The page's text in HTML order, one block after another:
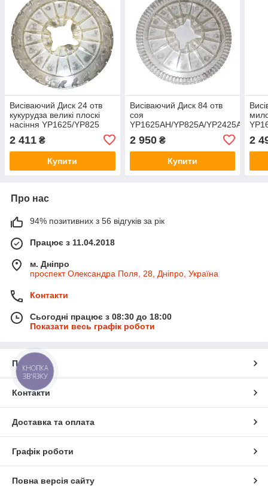
Висіваючий Диск 24 отв
кукурудза великі плоскі
насіння YP1625/YP825
2 411 ₴
Купити
Висіваючий Диск 84 отв
соя
YP1625AH/YP825A/YP2425A
2 950₴
Купити
2
Про нас
94% позитивних з 56 відгуків за рік
Працює з 11.04.2018
м. Дніпро
проспект Олександра Поля, 28, Дніпро, Україна
Контакти
Сьогодні працює з 08:30 до 18:00
Показати весь графік роботи
Про нас
Контакти
Доставка та оплата
Графік роботи
Повна версія сайту
КНОПКА
ЗВ'ЯЗКУ